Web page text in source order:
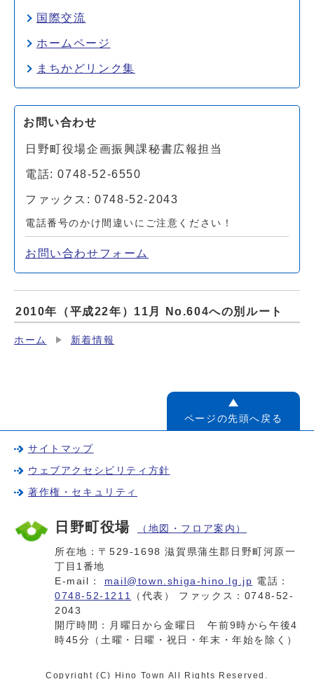
国際交流
ホームページ
まちかどリンク集
お問い合わせ
日野町役場企画振興課秘書広報担当
電話: 0748-52-6550
ファックス: 0748-52-2043
電話番号のかけ間違いにご注意ください！
お問い合わせフォーム
2010年（平成22年）11月 No.604への別ルート
ホーム 新着情報
ページの先頭へ戻る
サイトマップ
ウェブアクセシビリティ方針
著作権・セキュリティ
日野町役場 （地図・フロア案内）
所在地：〒529-1698 滋賀県蒲生郡日野町河原一
丁目1番地
E-mail： mail@town.shiga-hino.lg.jp 電話：
0748-52-1211
（代表） ファックス：0748-52-
2043
開庁時間：月曜日から金曜日 午前9時から午後4
時45分（土曜・日曜・祝日・年末・年始を除く）
Copyright (C) Hino Town All Rights Reserved.